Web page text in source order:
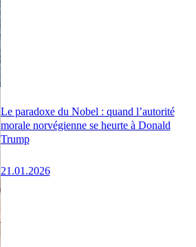
Le paradoxe du Nobel : quand l’autorité
morale norvégienne se heurte à Donald
Trump
21.01.2026